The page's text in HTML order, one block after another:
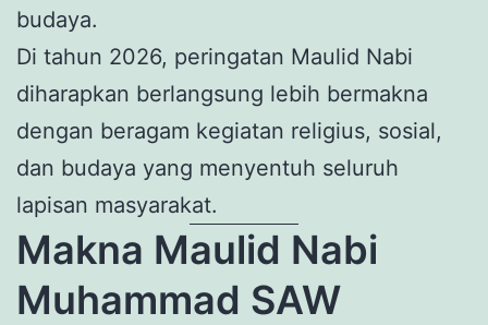
budaya.
Di tahun 2026, peringatan Maulid Nabi
diharapkan berlangsung lebih bermakna
dengan beragam kegiatan religius, sosial,
dan budaya yang menyentuh seluruh
lapisan masyarakat.
Makna Maulid Nabi
Muhammad SAW